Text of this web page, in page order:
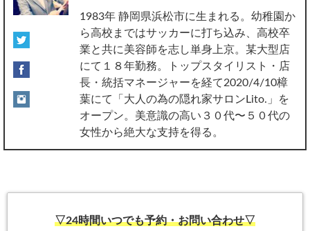
1983年 静岡県浜松市に生まれる。幼稚園か
ら高校まではサッカーに打ち込み、高校卒
業と共に美容師を志し単身上京。某大型店
にて１８年勤務。トップスタイリスト・店
長・統括マネージャーを経て2020/4/10樟
葉にて「大人の為の隠れ家サロンLito.」を
オープン。美意識の高い３０代〜５０代の
女性から絶大な支持を得る。
▽24時間いつでも予約・お問い合わせ▽